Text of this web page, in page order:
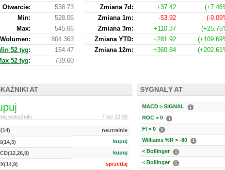
Otwarcie:
538.73
Min:
528.06
Max:
545.66
Wolumen:
804 363
52 tyg:
154.47
52 tyg: 739.60
Zmiana 7d: +37.42
Zmiana 1m:
-53.92 (-
Zmiana 3m:
+110.37
Zmiana YTD:
+281.92
Zmiana 12m:
+360.84
AT
7 sie 22:00
wskaźniki
neutralnie
kupuj
kupuj
sprzedaj
SYGNAŁY AT
MACD > SIGNAL
ROC > 0
FI > 0
Williams %R > -80
< Bollinger
< Bollinger